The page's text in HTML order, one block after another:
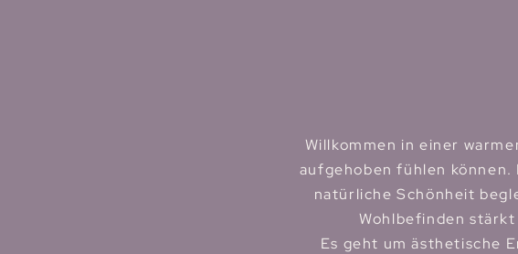
Willkommen in einer
aufgehoben fühlen
natürliche Schönheit
Wohlbefinden
Es geht um ästhetische